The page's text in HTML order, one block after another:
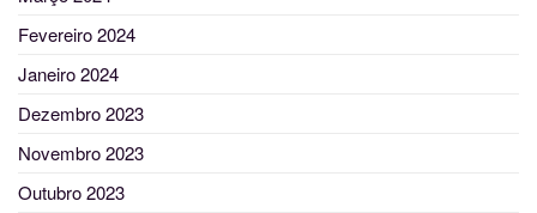
Fevereiro 2024
Janeiro 2024
Dezembro 2023
Novembro 2023
Outubro 2023